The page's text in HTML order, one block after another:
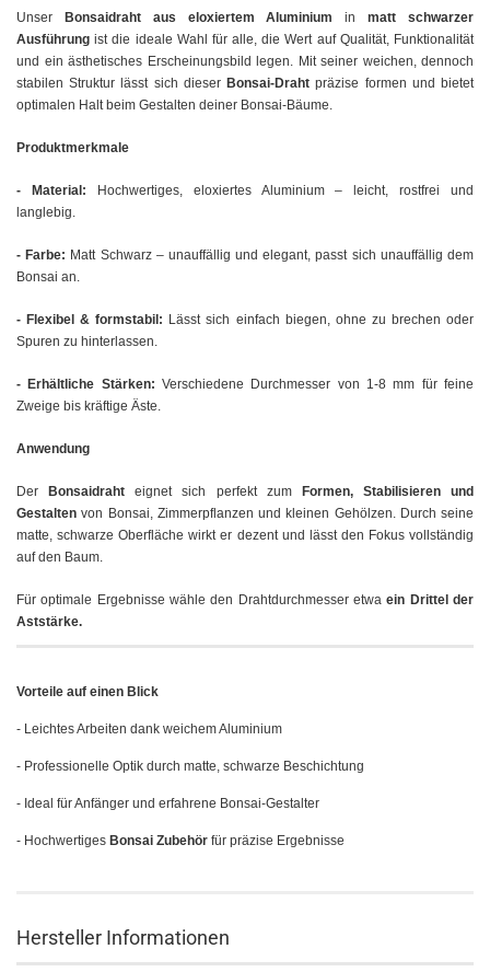
Unser Bonsaidraht aus eloxiertem Aluminium inmatt schwarzer
Ausführung ist die ideale Wahl für alle, die Wert auf Qualität, Funktionalität
und ein ästhetisches Erscheinungsbild legen. Mit seiner weichen, dennoch
stabilen Struktur lässt sich dieser Bonsai-Draht präzise formen und bietet
optimalen Halt beim Gestalten deiner Bonsai-Bäume.
Produktmerkmale
- Material: Hochwertiges, eloxiertes Aluminium – leicht, rostfrei und
langlebig.
- Farbe: Matt Schwarz – unauffällig und elegant, passt sich unauffällig dem
Bonsai an.
- Flexibel & formstabil: Lässt sich einfach biegen, ohne zu brechen oder
Spuren zu hinterlassen.
- Erhältliche Stärken: Verschiedene Durchmesser von 1-8 mm für feine
Zweige bis kräftige Äste.
Anwendung
Der Bonsaidraht eignet sich perfekt zum
Formen, Stabilisieren und
Gestalten von Bonsai, Zimmerpflanzen und kleinen Gehölzen. Durch seine
matte, schwarze Oberfläche wirkt er dezent und lässt den Fokus vollständig
auf den Baum.
Für optimale Ergebnisse wähle den Drahtdurchmesser etwaein Drittel der
Aststärke.
Vorteile auf einen Blick
- Leichtes Arbeiten dank weichem Aluminium
- Professionelle Optik durch matte, schwarze Beschichtung
- Ideal für Anfänger und erfahrene Bonsai-Gestalter
- Hochwertiges Bonsai Zubehör für präzise Ergebnisse
Hersteller Informationen